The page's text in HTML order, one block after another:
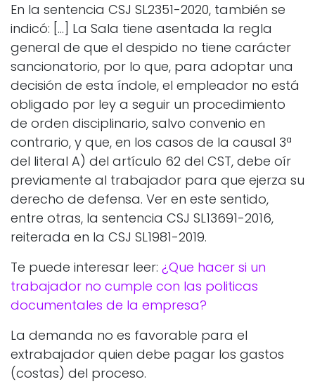
En la sentencia CSJ SL2351-2020, también se
indicó: […] La Sala tiene asentada la regla
general de que el despido no tiene carácter
sancionatorio, por lo que, para adoptar una
decisión de esta índole, el empleador no está
obligado por ley a seguir un procedimiento
de orden disciplinario, salvo convenio en
contrario, y que, en los casos de la causal 3ª
del literal A) del artículo 62 del CST, debe oír
previamente al trabajador para que ejerza su
derecho de defensa. Ver en este sentido,
entre otras, la sentencia CSJ SL13691-2016,
reiterada en la CSJ SL1981-2019.
Te puede interesar leer: ¿Que hacer si un
trabajador no cumple con las politicas
documentales de la empresa?
La demanda no es favorable para el
extrabajador quien debe pagar los gastos
(costas) del proceso.